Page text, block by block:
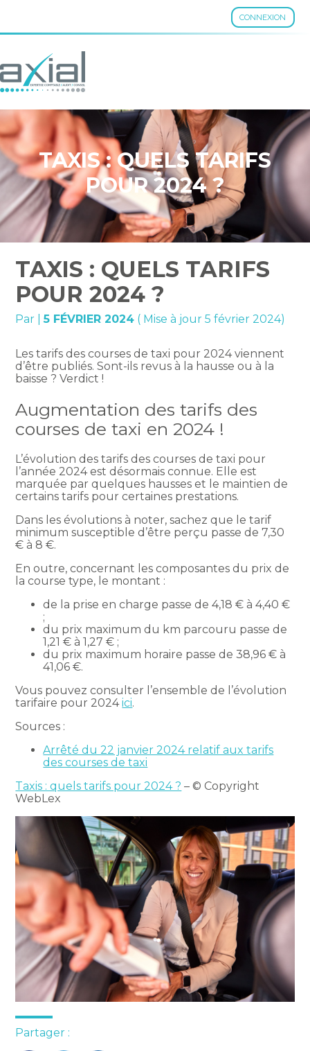
CONNEXION
Aller
au
TAXIS : QUELS TARIFS
POUR 2024 ?
TAXIS : QUELS TARIFS
POUR 2024 ?
Par |5 FÉVRIER 2024 ( Mise à jour 5 février 2024)
Les tarifs des courses de taxi pour 2024 viennent
d’être publiés. Sont-ils revus à la hausse ou à la
baisse ? Verdict !
Augmentation des tarifs des
courses de taxi en 2024 !
L’évolution des tarifs des courses de taxi pour
l’année 2024 est désormais connue. Elle est
marquée par quelques hausses et le maintien de
certains tarifs pour certaines prestations.
Dans les évolutions à noter, sachez que le tarif
minimum susceptible d’être perçu passe de 7,30
€ à 8 €.
En outre, concernant les composantes du prix de
la course type, le montant :
de la prise en charge passe de 4,18 € à 4,40 €
;
du prix maximum du km parcouru passe de
1,21 € à 1,27 € ;
du prix maximum horaire passe de 38,96 € à
41,06 €.
Vous pouvez consulter l’ensemble de l’évolution
tarifaire pour 2024ici.
Sources :
Arrêté du 22 janvier 2024 relatif aux tarifs
des courses de taxi
Taxis : quels tarifs pour 2024 ? – © Copyright
WebLex
Partager :